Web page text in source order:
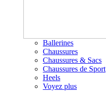
Ballerines
Chaussures
Chaussures & Sacs
Chaussures de Sport
Heels
Voyez plus